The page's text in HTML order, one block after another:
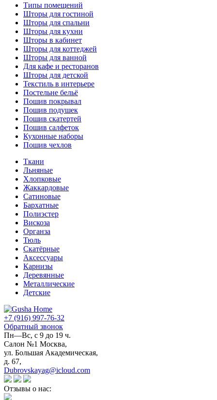
Типы помещений
Шторы для гостиной
Шторы для спальни
Шторы для кухни
Шторы в кабинет
Шторы для коттеджей
Шторы для ванной
Для кафе и ресторанов
Шторы для детской
Текстиль в интерьере
Постельне бельё
Пошив покрывал
Пошив подушек
Пошив скатертей
Пошив салфеток
Кухонные наборы
Пошив чехлов
Ткани
Льняные
Хлопковые
Жаккардовые
Сатиновые
Бархатные
Полиэстер
Вискоза
Органза
Тюль
Скатёрные
Аксессуары
Карнизы
Деревянные
Металлические
Детские
+7 (916) 997-76-32
Обратный звонок
Пн—Вс, с 9 до 19 ч.
Салон №1 Москва,
ул. Большая Академическая,
д. 67,
Dubrovskayag@icloud.com
Отзывы о нас: